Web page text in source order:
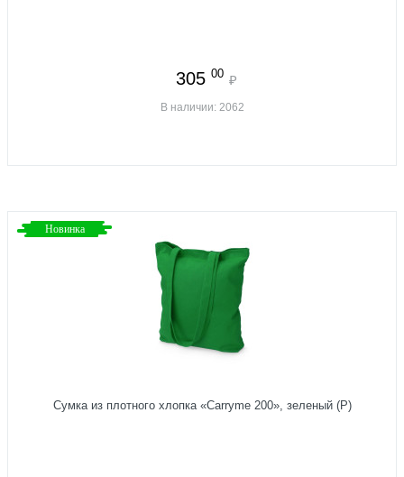
305 00 ₽
В наличии: 2062
Новинка
Сумка из плотного хлопка «Carryme 200», зеленый (P)